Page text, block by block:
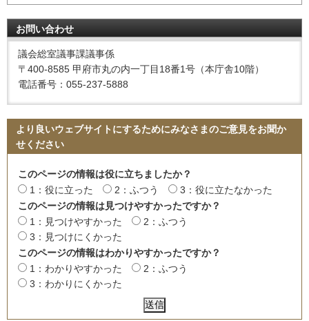
お問い合わせ
議会総室議事課議事係
〒400-8585 甲府市丸の内一丁目18番1号（本庁舎10階）
電話番号：055-237-5888
より良いウェブサイトにするためにみなさまのご意見をお聞か
せください
このページの情報は役に立ちましたか？
1：役に立った
2：ふつう
3：役に立たなかった
このページの情報は見つけやすかったですか？
1：見つけやすかった
2：ふつう
3：見つけにくかった
このページの情報はわかりやすかったですか？
1：わかりやすかった
2：ふつう
3：わかりにくかった